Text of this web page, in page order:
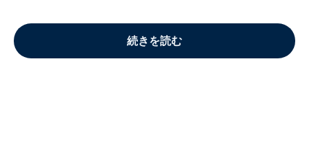
続きを読む